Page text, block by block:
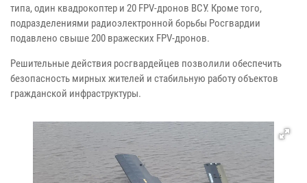
типа, один квадрокоптер и 20 FPV-дронов ВСУ. Кроме того,
подразделениями радиоэлектронной борьбы Росгвардии
подавлено свыше 200 вражеских FPV-дронов.
Решительные действия росгвардейцев позволили обеспечить
безопасность мирных жителей и стабильную работу объектов
гражданской инфраструктуры.